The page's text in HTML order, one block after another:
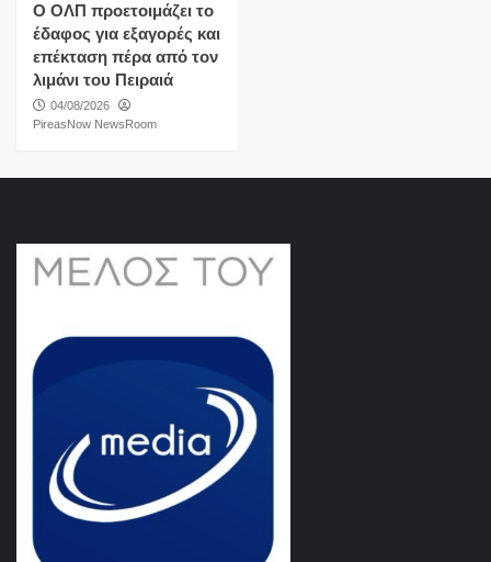
O ΟΛΠ προετοιμάζει το
έδαφος για εξαγορές και
επέκταση πέρα από τον
λιμάνι του Πειραιά
04/08/2026
PireasNow NewsRoom